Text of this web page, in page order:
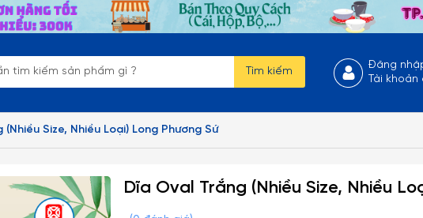
Tìm kiếm
Đăng
Tài khoản
(Nhiều Size, Nhiều Loại) Long Phương Sứ
Dĩa Oval Trắng (Nhiều Size, Nhiều